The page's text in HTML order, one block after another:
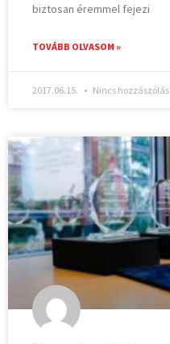
biztosan éremmel fejezi
TOVÁBB OLVASOM »
2017.06.15. Nincs hozzászólás